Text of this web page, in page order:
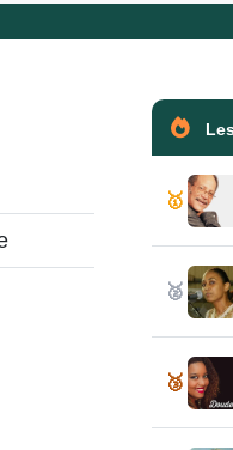
🥇
🥈
🥉